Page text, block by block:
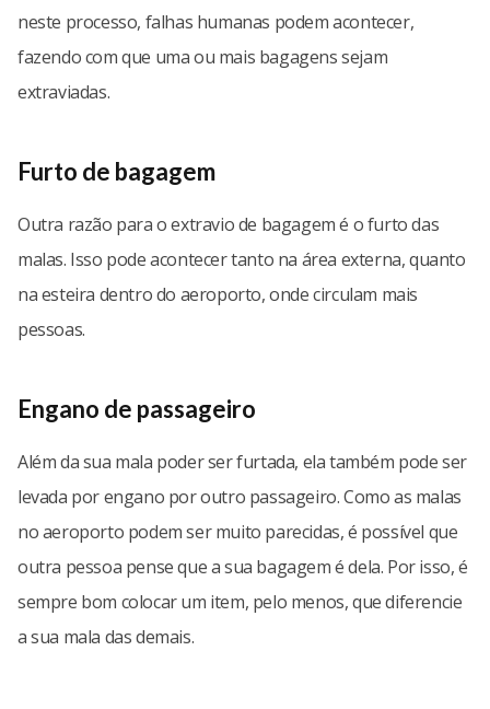
neste processo, falhas humanas podem acontecer,
fazendo com que uma ou mais bagagens sejam
extraviadas.
Furto de bagagem
Outra razão para o extravio de bagagem é o furto das
malas. Isso pode acontecer tanto na área externa, quanto
na esteira dentro do aeroporto, onde circulam mais
pessoas.
Engano de passageiro
Além da sua mala poder ser furtada, ela também pode ser
levada por engano por outro passageiro. Como as malas
no aeroporto podem ser muito parecidas, é possível que
outra pessoa pense que a sua bagagem é dela. Por isso, é
sempre bom colocar um item, pelo menos, que diferencie
a sua mala das demais.